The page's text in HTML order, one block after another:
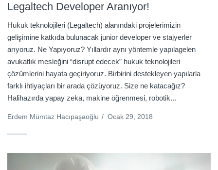
Legaltech Developer Aranıyor!
Hukuk teknolojileri (Legaltech) alanındaki projelerimizin
gelişimine katkıda bulunacak junior developer ve stajyerler
arıyoruz. Ne Yapıyoruz? Yıllardır aynı yöntemle yapılagelen
avukatlık mesleğini “disrupt edecek” hukuk teknolojileri
çözümlerini hayata geçiriyoruz. Birbirini destekleyen yapılarla
farklı ihtiyaçları bir arada çözüyoruz. Size ne katacağız?
Halihazırda yapay zeka, makine öğrenmesi, robotik...
Erdem Mümtaz Hacıpaşaoğlu / Ocak 29, 2018